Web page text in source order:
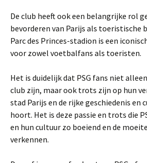
De club heeft ook een belangrijke rol
bevorderen van Parijs als toeristische
Parc des Princes-stadion is een
voor zowel voetbalfans als toeristen.
Het is duidelijk dat PSG fans niet
club zijn, maar ook trots zijn op hun
stad Parijs en de rijke geschiedenis en
hoort. Het is deze passie en trots die
en hun cultuur zo boeiend en de
verkennen.